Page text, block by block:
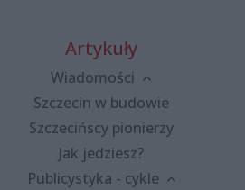
Artykuły
Wiadomości
Szczecin w budowie
Szczecińscy pionierzy
Jak jedziesz?
Publicystyka - cykle